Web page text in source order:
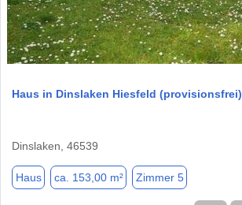
Haus in Dinslaken Hiesfeld (provisionsfrei)
Dinslaken, 46539
Haus ca. 153,00 m² Zimmer 5